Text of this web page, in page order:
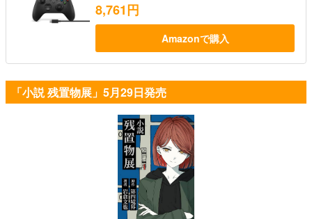
8,761円
Amazonで購入
「小説 残置物展」5月29日発売